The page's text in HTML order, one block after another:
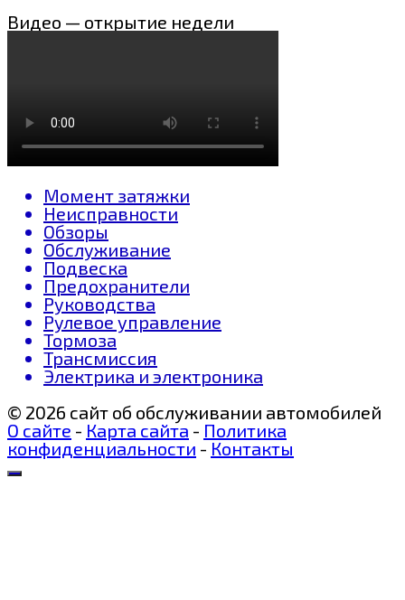
Видео — открытие недели
Момент затяжки
Неисправности
Обзоры
Обслуживание
Подвеска
Предохранители
Руководства
Рулевое управление
Тормоза
Трансмиссия
Электрика и электроника
© 2026 сайт об обслуживании автомобилей
О сайте - Карта сайта - Политика
конфиденциальности - Контакты